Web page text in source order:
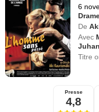
6
De
Avec
Titre
Presse
4,8